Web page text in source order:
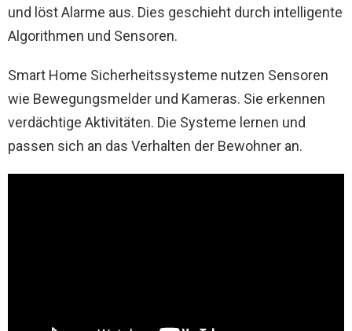
und löst Alarme aus. Dies geschieht durch intelligente
Algorithmen und Sensoren.
Smart Home Sicherheitssysteme nutzen Sensoren
wie Bewegungsmelder und Kameras. Sie erkennen
verdächtige Aktivitäten. Die Systeme lernen und
passen sich an das Verhalten der Bewohner an.